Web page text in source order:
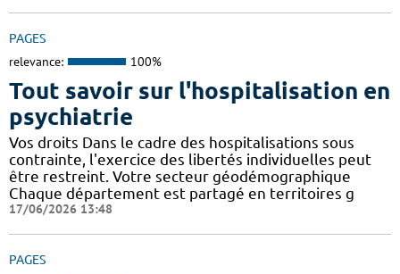
PAGES
relevance: 100%
Tout savoir sur l'hospitalisation en
psychiatrie
Vos droits Dans le cadre des hospitalisations sous
contrainte, l'exercice des libertés individuelles peut
être restreint. Votre secteur géodémographique
Chaque département est partagé en territoires g
17/06/2026 13:48
PAGES